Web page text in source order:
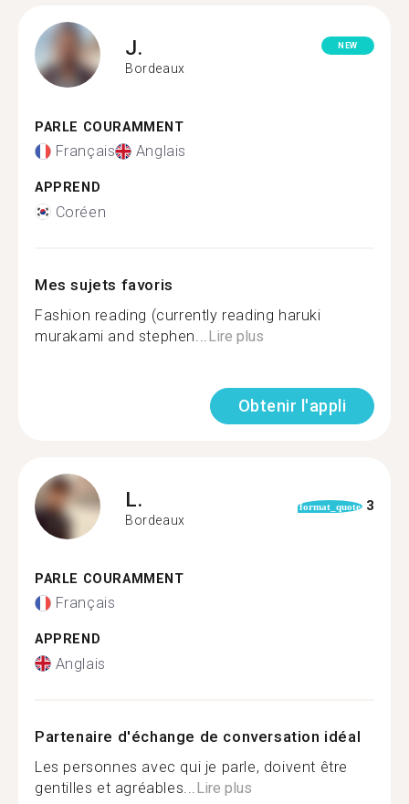
J.
Bordeaux
NEW
PARLE COURAMMENT
Français Anglais
APPREND
Coréen
Mes sujets favoris
Fashion reading (currently reading haruki
murakami and stephen... Lire plus
Obtenir l'appli
L.
Bordeaux
format_quote 3
PARLE COURAMMENT
Français
APPREND
Anglais
Partenaire d'échange de conversation idéal
Les personnes avec qui je parle, doivent être
gentilles et agréables... Lire plus